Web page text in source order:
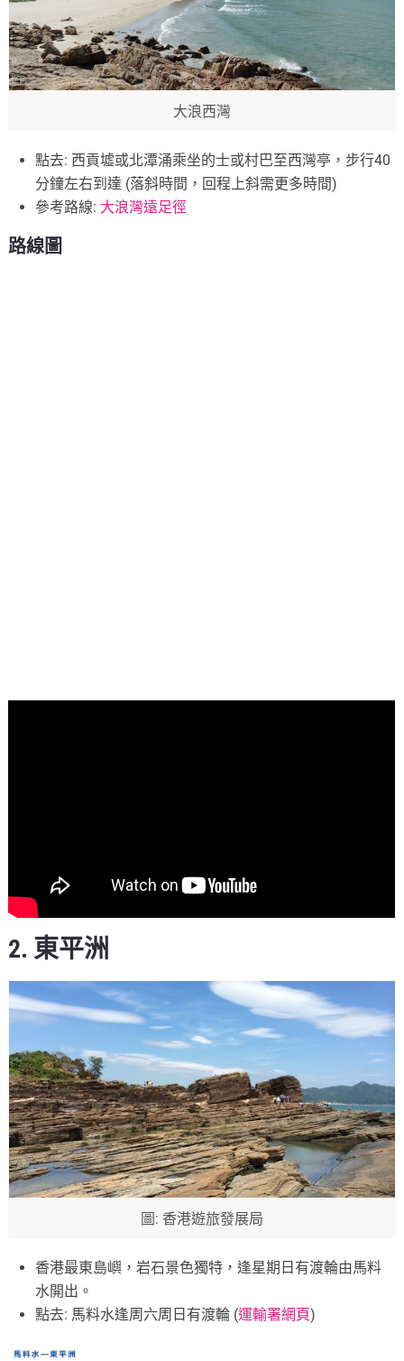
大浪西灣
點去: 西貢墟或北潭涌乘坐的士或村巴至西灣亭，步行40
分鐘左右到達 (落斜時間，回程上斜需更多時間)
參考路線: 大浪灣遠足徑
路線圖
2. 東平洲
圖: 香港遊旅發展局
香港最東島嶼，岩石景色獨特，逢星期日有渡輪由馬料
水開出。
點去: 馬料水逢周六周日有渡輪 (運輸署網頁)